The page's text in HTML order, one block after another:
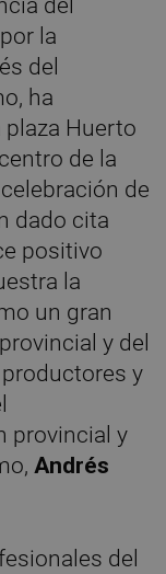
del
la
del
ha
Huerto
de la
de
dado cita
positivo
la
un gran
y del
y
provincial y
Andrés
del